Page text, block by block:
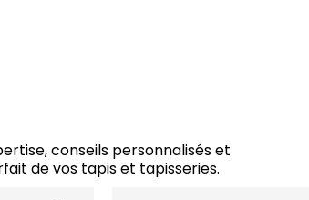
conseils personnalisés et
de vos tapis et tapisseries.